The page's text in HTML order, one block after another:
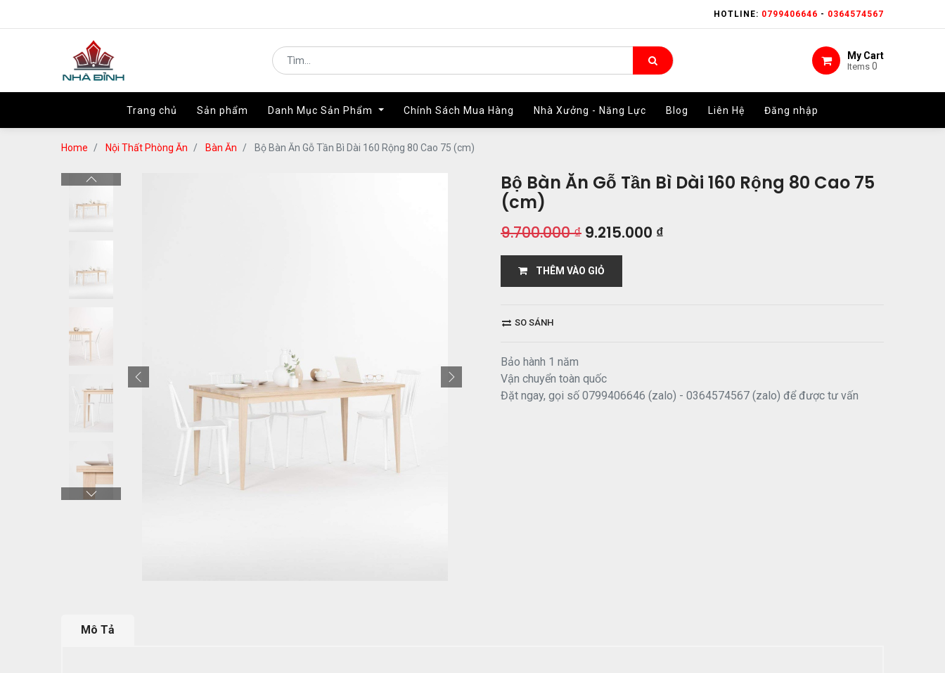
HOTLINE: 0799406646 - 0364574567
My Cart
Items 0
Trang chủ Sản phẩm Danh Mục Sản Phẩm Chính Sách Mua Hàng Nhà Xưởng - Năng Lực Blog Liên Hệ Đăng nhập
HOTLINE: 0799406646 - 0364574567
My Cart
Items 0
Trang chủ Sản phẩm Danh Mục Sản Phẩm Chính Sách Mua Hàng Nhà Xưởng - Năng Lực Blog Liên Hệ Đăng nhập
Home Nội Thất Phòng Ăn Bàn Ăn Bộ Bàn Ăn Gỗ Tần Bì Dài 160 Rộng 80 Cao 75 (cm)
Bộ Bàn Ăn Gỗ Tần Bì Dài 160 Rộng 80 Cao 75
(cm)
9.700.000₫ 9.215.000 ₫
THÊM VÀO GIỎ
SO SÁNH
Bảo hành 1 năm
Vận chuyển toàn quốc
Đặt ngay, gọi số 0799406646 (zalo) - 0364574567 (zalo) để được tư vấn
Mô Tả